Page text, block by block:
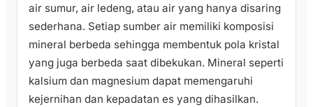
air sumur, air ledeng, atau air yang hanya disaring
sederhana. Setiap sumber air memiliki komposisi
mineral berbeda sehingga membentuk pola kristal
yang juga berbeda saat dibekukan. Mineral seperti
kalsium dan magnesium dapat memengaruhi
kejernihan dan kepadatan es yang dihasilkan.